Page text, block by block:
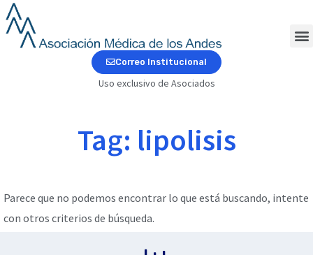
al
contenido
Correo Institucional
Uso exclusivo de Asociados
Tag: lipolisis
Parece que no podemos encontrar lo que está buscando, intente
con otros criterios de búsqueda.